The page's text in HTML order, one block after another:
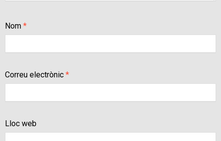
Nom *
Correu electrònic *
Lloc web